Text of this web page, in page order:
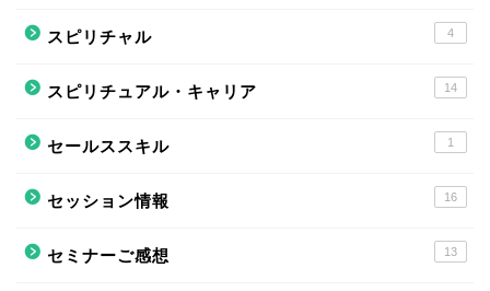
スピリチャル 4
スピリチュアル・キャリア 14
セールススキル 1
セッション情報 16
セミナーご感想 13